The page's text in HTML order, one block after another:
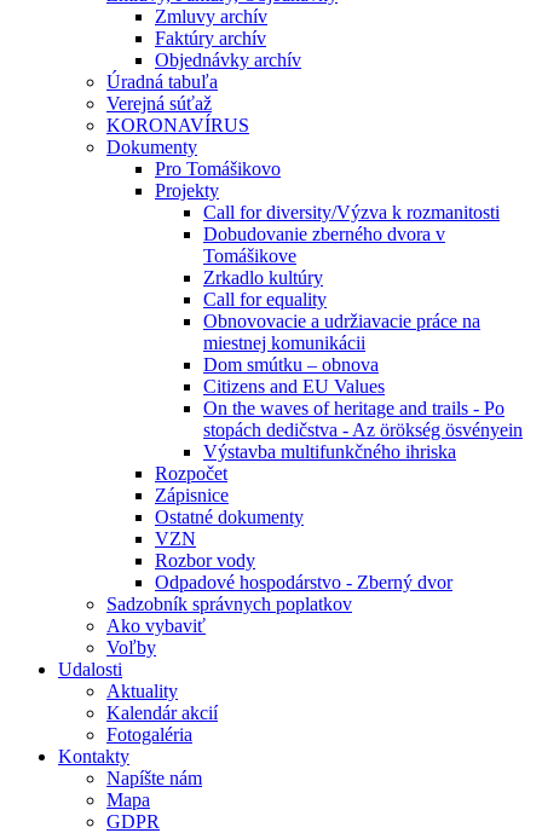
Zmluvy archív
Faktúry archív
Objednávky archív
Úradná tabuľa
Verejná súťaž
KORONAVÍRUS
Dokumenty
Pro Tomášikovo
Projekty
Call for diversity/Výzva k rozmanitosti
Dobudovanie zberného dvora v
Tomášikove
Zrkadlo kultúry
Call for equality
Obnovovacie a udržiavacie práce na
miestnej komunikácii
Dom smútku – obnova
Citizens and EU Values
On the waves of heritage and trails - Po
stopách dedičstva - Az örökség ösvényein
Výstavba multifunkčného ihriska
Rozpočet
Zápisnice
Ostatné dokumenty
VZN
Rozbor vody
Odpadové hospodárstvo - Zberný dvor
Sadzobník správnych poplatkov
Ako vybaviť
Voľby
Udalosti
Aktuality
Kalendár akcií
Fotogaléria
Kontakty
Napíšte nám
Mapa
GDPR